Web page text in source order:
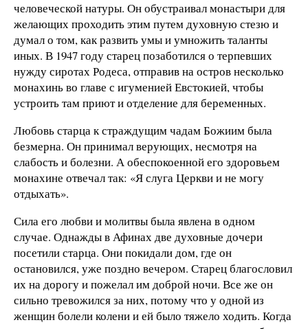
человеческой натуры. Он обустраивал монастыри для
желающих проходить этим путем духовную стезю и
думал о том, как развить умы и умножить таланты
иных. В 1947 году старец позаботился о терпевших
нужду сиротах Родеса, отправив на остров несколько
монахинь во главе с игуменией Евстокией, чтобы
устроить там приют и отделение для беременных.
Любовь старца к страждущим чадам Божиим была
безмерна. Он принимал верующих, несмотря на
слабость и болезни. А обеспокоенной его здоровьем
монахине отвечал так: «Я слуга Церкви и не могу
отдыхать».
Сила его любви и молитвы была явлена в одном
случае. Однажды в Афинах две духовные дочери
посетили старца. Они покидали дом, где он
остановился, уже поздно вечером. Старец благословил
их на дорогу и пожелал им доброй ночи. Все же он
сильно тревожился за них, потому что у одной из
женщин болели колени и ей было тяжело ходить. Когда